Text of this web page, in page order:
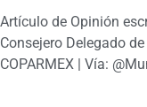
Artículo de Opinión
Consejero Delegado
COPARMEX | Vía: